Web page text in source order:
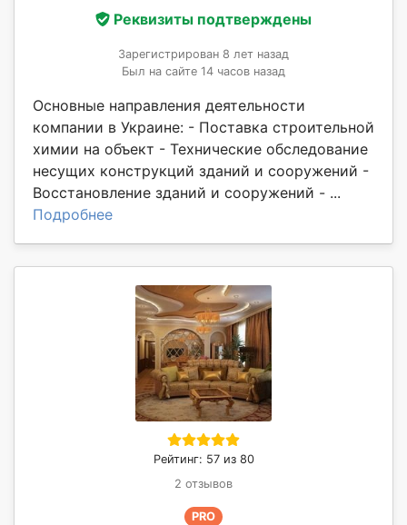
Реквизиты подтверждены
Зарегистрирован 8 лет назад
Был на сайте 14 часов назад
Основные направления деятельности
компании в Украине: - Поставка строительной
химии на объект - Технические обследование
несущих конструкций зданий и сооружений -
Восстановление зданий и сооружений - ...
Подробнее
Рейтинг: 57 из 80
2 отзывов
PRO